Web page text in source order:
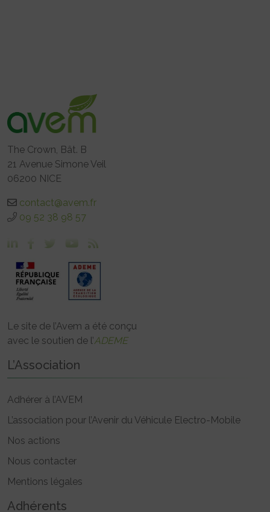
The Crown, Bât. B
21 Avenue Simone Veil
06200 NICE
contact@avem.fr
09 52 38 98 57
Le site de l’Avem a été conçu
avec le soutien de l’ADEME
L’Association
Adhérer à l’AVEM
L’association pour l’Avenir du Véhicule Electro-Mobile
Nos actions
Nous contacter
Mentions légales
Adhérents